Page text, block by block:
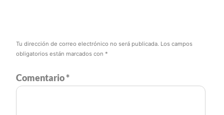
Tu dirección de correo electrónico no será publicada. Los campos
obligatorios están marcados con *
Comentario*